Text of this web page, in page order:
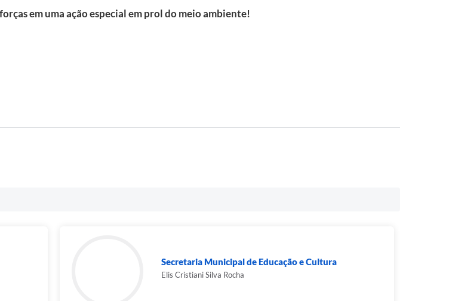
em uma ação especial em prol do meio ambiente!
Secretaria Municipal de Educação e Cultura
Elis Cristiani Silva Rocha